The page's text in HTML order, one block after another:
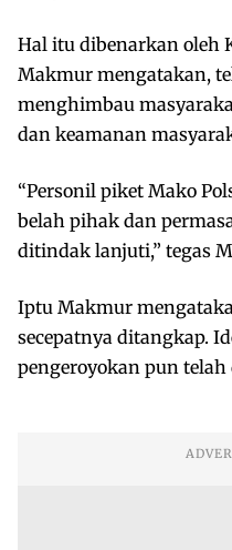
Hal itu dibenarkan oleh
Makmur mengatakan,
menghimbau
dan keamanan
“Personil piket Mako
belah pihak dan
ditindak lanjuti,” tegas
Iptu Makmur
secepatnya ditangkap.
pengeroyokan pun